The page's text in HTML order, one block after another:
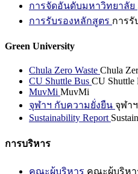
การจัดอันดับมหาวิทยาลัย
การรับรองหลักสูตร การรั
Green University
Chula Zero Waste Chula
CU Shuttle Bus CU Shuttle
MuvMi MuvMi
จุฬาฯ กับความยั่งยืน จุฬา
Sustainability Report
การบริหาร
คณะผู้บริหาร คณะผู้บริหา